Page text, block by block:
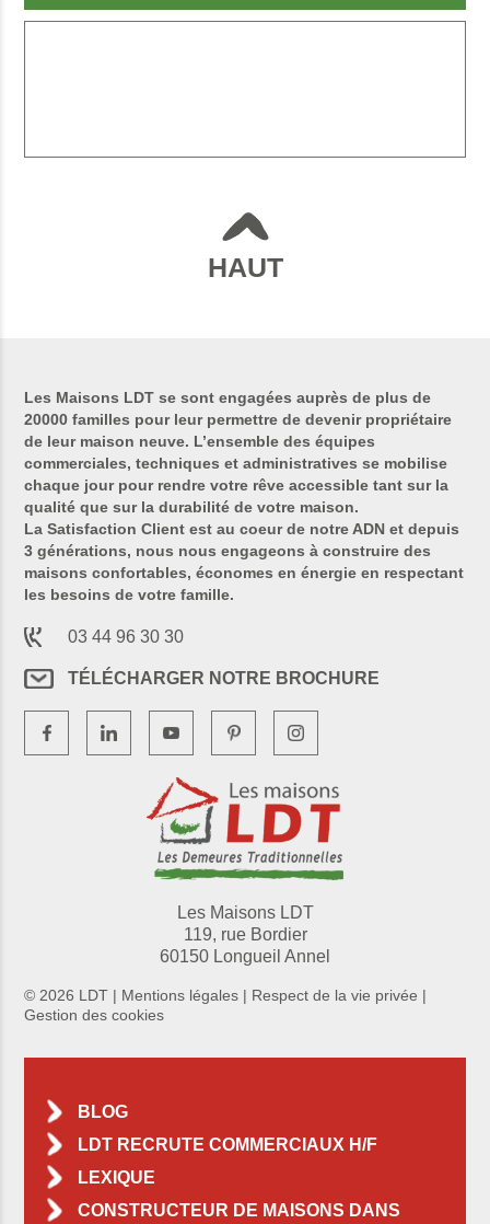
HAUT
Les Maisons LDT se sont engagées auprès de plus de
20000 familles pour leur permettre de devenir propriétaire
de leur maison neuve. L’ensemble des équipes
commerciales, techniques et administratives se mobilise
chaque jour pour rendre votre rêve accessible tant sur la
qualité que sur la durabilité de votre maison.
La Satisfaction Client est au coeur de notre ADN et depuis
3 générations, nous nous engageons à construire des
maisons confortables, économes en énergie en respectant
les besoins de votre famille.
03 44 96 30 30
TÉLÉCHARGER NOTRE BROCHURE
Les Maisons LDT
119, rue Bordier
60150 Longueil Annel
© 2026 LDT | Mentions légales | Respect de la vie privée |
Gestion des cookies
BLOG
LDT RECRUTE COMMERCIAUX H/F
LEXIQUE
CONSTRUCTEUR DE MAISONS DANS